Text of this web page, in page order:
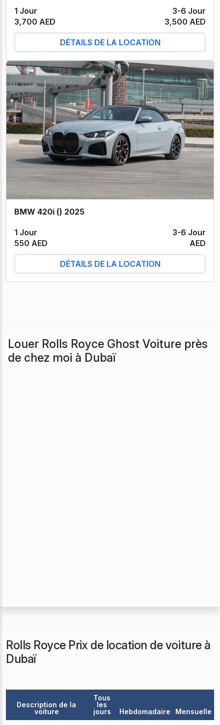
1 Jour
3-6 Jour
3,700 AED
3,500 AED
DÉTAILS DE LA LOCATION
BMW 420i () 2025
1 Jour
3-6 Jour
550 AED
AED
DÉTAILS DE LA LOCATION
Louer Rolls Royce Ghost Voiture près
de chez moi à Dubaï
Rolls Royce Prix de location de voiture à
Dubaï
Description de la
voiture
Tous
les
jours
Hebdomadaire Mensuelle